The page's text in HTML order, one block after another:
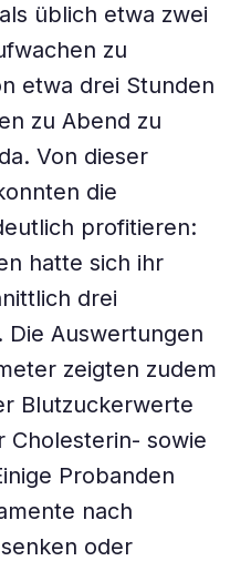
üblich etwa zwei
zu
etwa drei Stunden
zu Abend zu
Von dieser
die
profitieren:
hatte sich ihr
drei
Auswertungen
zeigten zudem
Blutzuckerwerte
Cholesterin- sowie
Probanden
nach
oder